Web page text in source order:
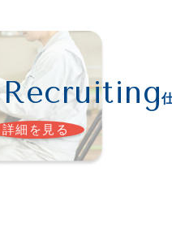
詳細を見る